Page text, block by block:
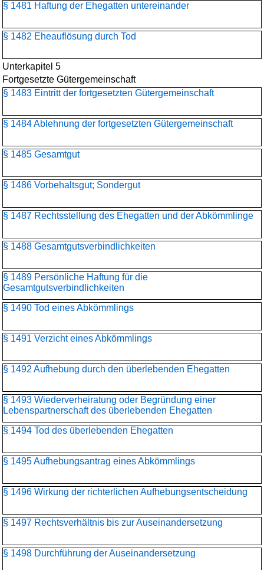
§ 1481 Haftung der Ehegatten untereinander
§ 1482 Eheauflösung durch Tod
Unterkapitel 5
Fortgesetzte Gütergemeinschaft
§ 1483 Eintritt der fortgesetzten Gütergemeinschaft
§ 1484 Ablehnung der fortgesetzten Gütergemeinschaft
§ 1485 Gesamtgut
§ 1486 Vorbehaltsgut; Sondergut
§ 1487 Rechtsstellung des Ehegatten und der Abkömmlinge
§ 1488 Gesamtgutsverbindlichkeiten
§ 1489 Persönliche Haftung für die
Gesamtgutsverbindlichkeiten
§ 1490 Tod eines Abkömmlings
§ 1491 Verzicht eines Abkömmlings
§ 1492 Aufhebung durch den überlebenden Ehegatten
§ 1493 Wiederverheiratung oder Begründung einer
Lebenspartnerschaft des überlebenden Ehegatten
§ 1494 Tod des überlebenden Ehegatten
§ 1495 Aufhebungsantrag eines Abkömmlings
§ 1496 Wirkung der richterlichen Aufhebungsentscheidung
§ 1497 Rechtsverhältnis bis zur Auseinandersetzung
§ 1498 Durchführung der Auseinandersetzung